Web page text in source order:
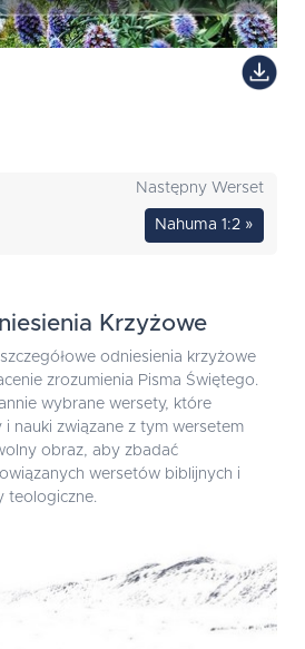
Następny Werset
Nahuma 1:2 »
Krzyżowe
odniesienia krzyżowe
zrozumienia Pisma Świętego.
wybrane wersety, które
nauki związane z tym wersetem
obraz, aby zbadać
wersetów biblijnych i
teologiczne.